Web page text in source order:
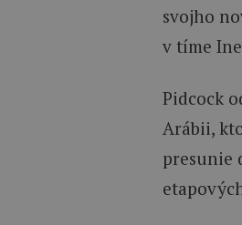
svojho
v tíme
Pidcock
Arábii,
presunie